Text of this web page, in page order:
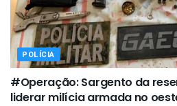
POLÍCIA
#Operação: Sargento da
liderar milícia armada no